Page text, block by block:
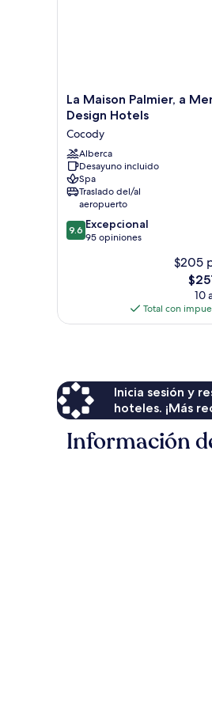
La
Maison
Palmier,
a
Member
of
Design
Hotels
Cocody
La Maison Palmier, a
Design Hotels
Cocody
Alberca
Desayuno incluido
Spa
Traslado del/al
aeropuerto
9.6
de
9.6 Excepcional
95 opiniones
$205
El
es
10
Total con
Inicia sesión y
hoteles. ¡Más
Información